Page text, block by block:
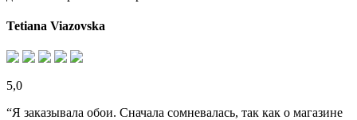
Tetiana Viazovska
5,0
“Я заказывала обои. Сначала сомневалась, так как о магазине